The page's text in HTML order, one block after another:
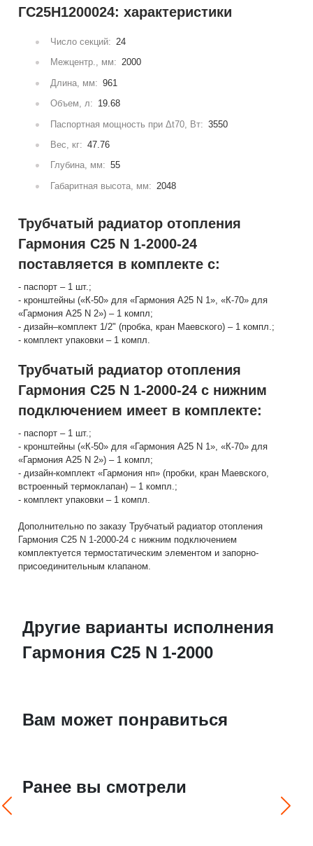
ГС25Н1200024: характеристики
Число секций: 24
Межцентр., мм: 2000
Длина, мм: 961
Объем, л: 19.68
Паспортная мощность при Δt70, Вт: 3550
Вес, кг: 47.76
Глубина, мм: 55
Габаритная высота, мм: 2048
Трубчатый радиатор отопления
Гармония С25 N 1-2000-24
поставляется в комплекте с:
- паспорт – 1 шт.;
- кронштейны («К-50» для «Гармония А25 N 1», «К-70» для
«Гармония А25 N 2») – 1 компл;
- дизайн–комплект 1/2" (пробка, кран Маевского) – 1 компл.;
- комплект упаковки – 1 компл.
Трубчатый радиатор отопления
Гармония С25 N 1-2000-24 с нижним
подключением имеет в комплекте:
- паспорт – 1 шт.;
- кронштейны («К-50» для «Гармония А25 N 1», «К-70» для
«Гармония А25 N 2») – 1 компл;
- дизайн-комплект «Гармония нп» (пробки, кран Маевского,
встроенный термоклапан) – 1 компл.;
- комплект упаковки – 1 компл.
Дополнительно по заказу Трубчатый радиатор отопления
Гармония С25 N 1-2000-24 с нижним подключением
комплектуется термостатическим элементом и запорно-
присоединительным клапаном.
Другие варианты исполнения
Гармония С25 N 1-2000
Вам может понравиться
Ранее вы смотрели